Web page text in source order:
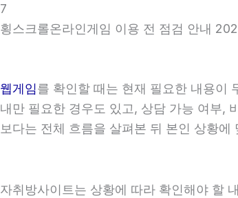
7
횡스크롤온라인게임 이용 전 점검 안내
웹게임를 확인할 때는 현재 필요한 내용이
내만 필요한 경우도 있고, 상담 가능 여부,
보다는 전체 흐름을 살펴본 뒤 본인 상황
자취방사이트는 상황에 따라 확인해야 할